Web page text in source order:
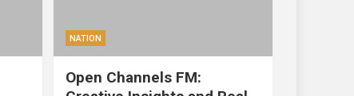
NATION
Open Channels FM: